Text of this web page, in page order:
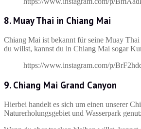
8. Muay Thai in Chiang Mai
Chiang Mai ist bekannt für seine Muay
du willst, kannst du in Chiang Mai sogar
https://www.instagram.com/p/
9. Chiang Mai Grand Canyon
Hierbei handelt es sich um einen unserer
Naturerholungsgebiet und Wasserpark